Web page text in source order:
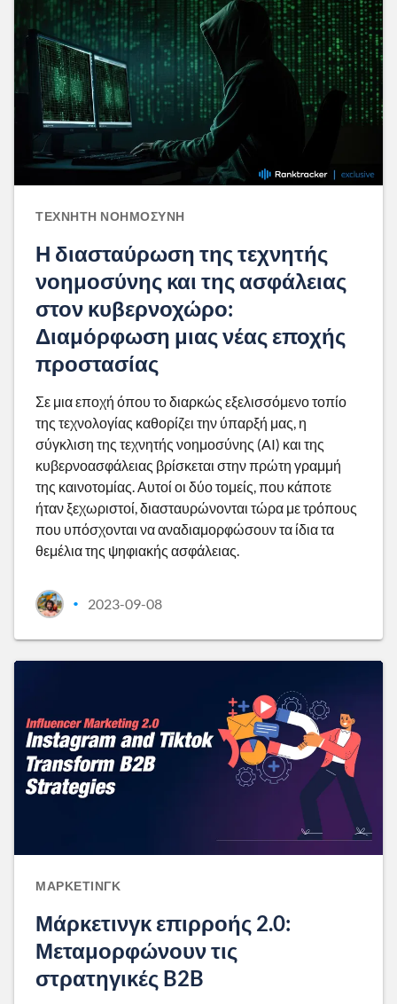
ΤΕΧΝΗΤΉ ΝΟΗΜΟΣΎΝΗ
Η διασταύρωση της τεχνητής
νοημοσύνης και της ασφάλειας
στον κυβερνοχώρο:
Διαμόρφωση μιας νέας εποχής
προστασίας
Σε μια εποχή όπου το διαρκώς εξελισσόμενο τοπίο
της τεχνολογίας καθορίζει την ύπαρξή μας, η
σύγκλιση της τεχνητής νοημοσύνης (AI) και της
κυβερνοασφάλειας βρίσκεται στην πρώτη γραμμή
της καινοτομίας. Αυτοί οι δύο τομείς, που κάποτε
ήταν ξεχωριστοί, διασταυρώνονται τώρα με τρόπους
που υπόσχονται να αναδιαμορφώσουν τα ίδια τα
θεμέλια της ψηφιακής ασφάλειας.
• 2023-09-08
ΜΆΡΚΕΤΙΝΓΚ
Μάρκετινγκ επιρροής 2.0:
Μεταμορφώνουν τις
στρατηγικές B2B